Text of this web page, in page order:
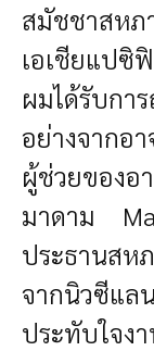
สมัชชาสห
เอเชียแปซิ
ผมได้รับกา
อย่างจากอ
ผู้ช่วยของอ
มาดาม
ประธานสห
จากนิวซีแล
ประทับใจง